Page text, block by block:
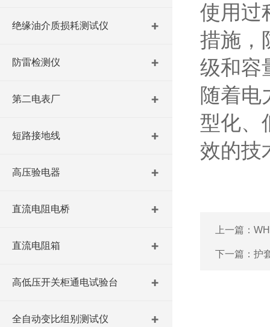
绝缘油介质损耗测试仪
防雷检测仪
第二电表厂
短路接地线
高压验电器
直流电阻电桥
直流电阻箱
高低压开关柜通电试验台
全自动变比组别测试仪
使用过
措施，
级和容
随着电
型化、
效的技
上一篇：
下一篇： 护